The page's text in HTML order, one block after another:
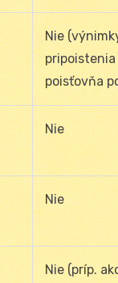
Nie
pripoistenia
poisťovňa
Nie
Nie
Nie (príp.